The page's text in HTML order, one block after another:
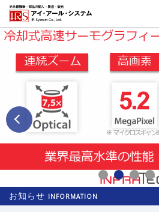
お知らせ INFORMATION